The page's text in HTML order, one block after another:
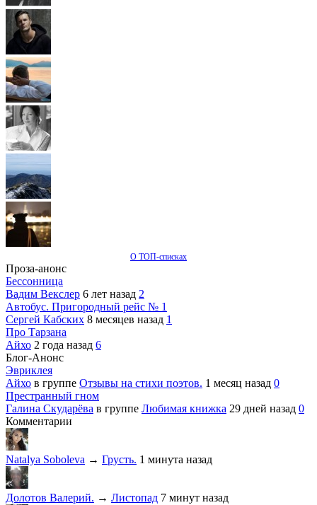
О ТОП-списках
Проза-анонс
Бессонница
Вадим Векслер 6 лет назад 2
Автобус. Пригородный рейс № 1
Сергей Кабских 8 месяцев назад 1
Про Тарзана
Айхо 2 года назад 6
Блог-Анонс
Эвриклея
Айхо в группе Отзывы на стихи поэтов. 1 месяц назад 0
Престранный гном
Галина Скударёва в группе Любимая книжка 29 дней назад 0
Комментарии
Natalya Soboleva → Грусть. 1 минута назад
Долотов Валерий. → Листопад 7 минут назад